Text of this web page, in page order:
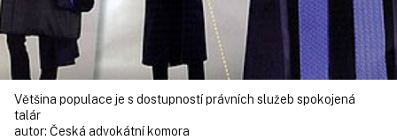
Většina populace je s dostupností právních služeb spokojená
talár
autor: Česká advokátní komora